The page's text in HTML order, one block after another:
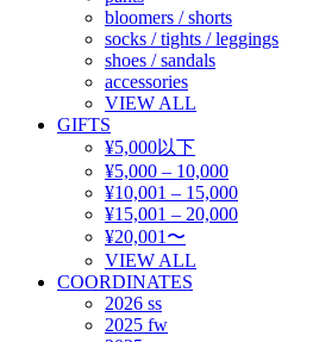
bloomers / shorts
socks / tights / leggings
shoes / sandals
accessories
VIEW ALL
GIFTS
¥5,000以下
¥5,000 – 10,000
¥10,001 – 15,000
¥15,001 – 20,000
¥20,001〜
VIEW ALL
COORDINATES
2026 ss
2025 fw